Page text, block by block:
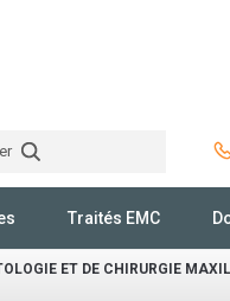
Traités EMC
ET DE CHIRURGIE